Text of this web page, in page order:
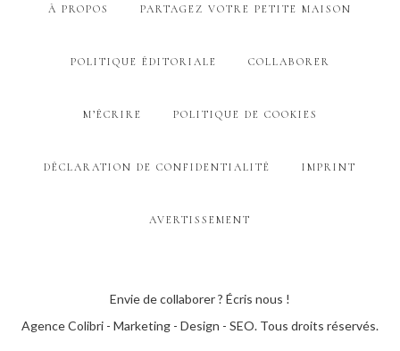
À PROPOS PARTAGEZ VOTRE PETITE MAISON
POLITIQUE ÉDITORIALE COLLABORER
M’ÉCRIRE POLITIQUE DE COOKIES
DÉCLARATION DE CONFIDENTIALITÉ IMPRINT
AVERTISSEMENT
Envie de collaborer ? Écris nous !
Agence Colibri - Marketing - Design - SEO. Tous droits réservés.